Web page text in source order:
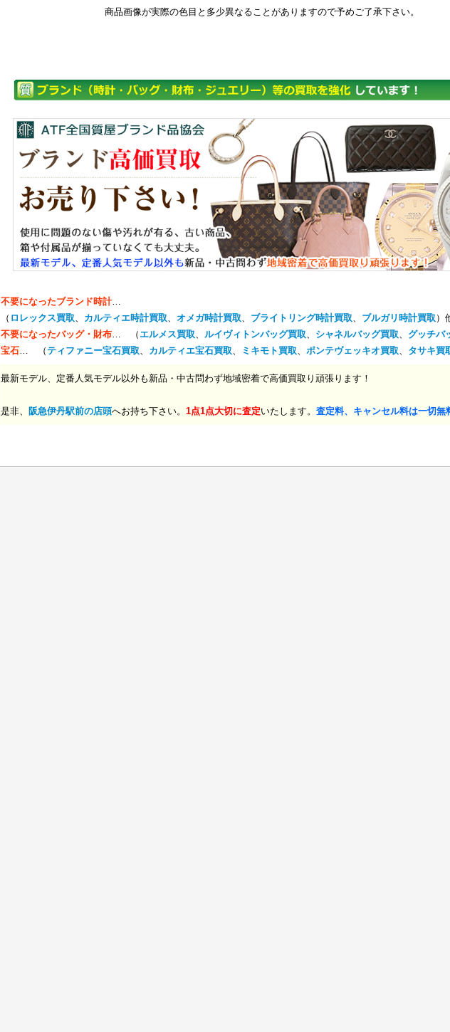
商品画像が実際の色目と多少異なることがありますので予めご了承下さい。
不要になったブランド時計…
（ ロレックス買取、 カルティエ時計買取、 オメガ時計買取、 ブライトリング時計買取、 ブルガリ時計買取 ）
不要になったバッグ・財布… （ エルメス買取、 ルイヴィトンバッグ買取、 シャネルバッグ買取、 グッチバ
宝石… （ティファニー宝石買取、 カルティエ宝石買取、 ミキモト買取、 ポンテヴェッキオ買取、 タサキ買
最新モデル、定番人気モデル以外も新品・中古問わず地域密着で高価買取り頑張ります！
是非、 阪急伊丹駅前の店頭へお持ち下さい。 1点1点大切に査定いたします。 査定料、キャンセル料は一切無